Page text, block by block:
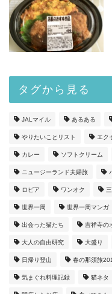
タグから見る
JALマイル あるある
やりたいことリスト エク
カレー ソフトクリーム
ニュージーランド夫婦旅
ロピア ワンオク
世界一周 世界一周マンガ
出会った猫たち 吉祥寺の
大人の自由研究 大盛り
日帰り登山 春の那須旅
気まぐれ料理記録 猫ネタ